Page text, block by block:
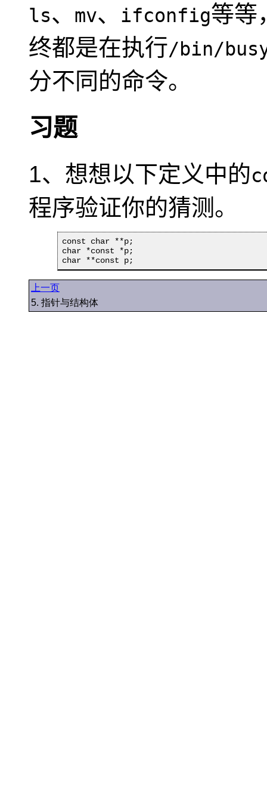
ls、 mv、 ifconfig等等
终都是在执行/bin/
分不同的命令。
习题
1、想想以下定义中的
程序验证你的猜测。
const char **p;
char *const *p;
char **const p;
上一页
5. 指针与结构体